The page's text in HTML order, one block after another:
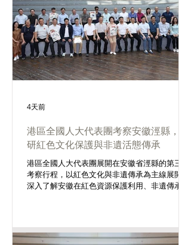
港區全國人大代表團考察安徽涇縣，調
研紅色文化保護與非遺活態傳承
港區全國人大代表團展開在安徽省涇縣的第三日
考察行程，以紅色文化與非遺傳承為主線展開，
深入了解安徽在紅色資源保護利用、非遺傳承創
4天前